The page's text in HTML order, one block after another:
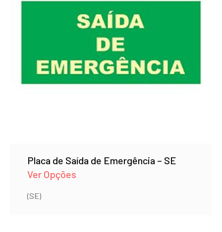
Placa de Saída de Emergência – SE
Ver Opções
(SE)